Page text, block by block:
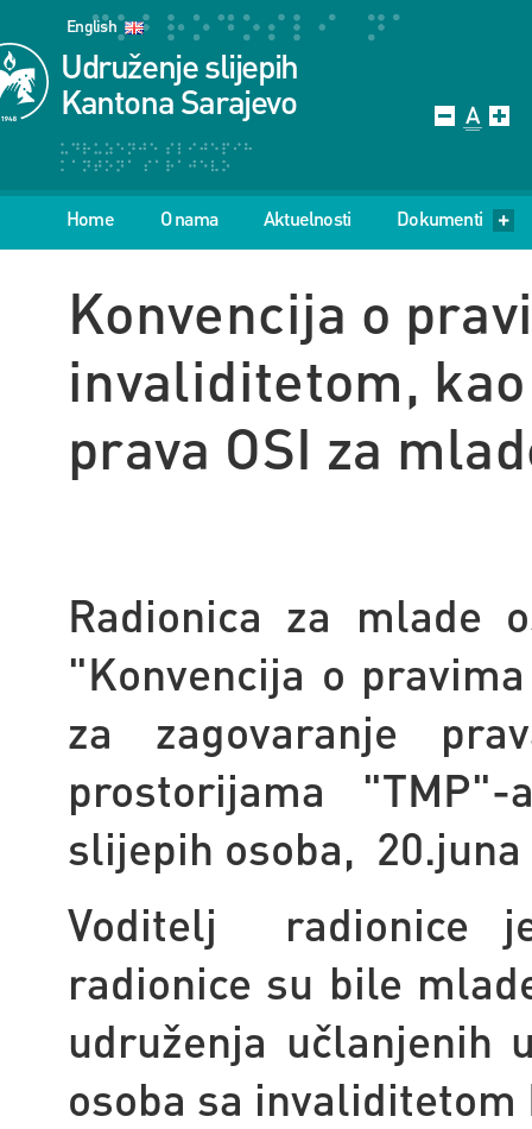
English
Udruženje slijepih
Kantona Sarajevo
Home O nama Aktuelnosti Dokumenti
Konvencija o
invaliditetom,
prava OSI za
Radionica za mlade
"Konvencija o
za zagovaranje
prostorijama
slijepih osoba, 20.juna
Voditelj radionice
radionice su bile
udruženja učlanjenih
osoba sa invaliditetom